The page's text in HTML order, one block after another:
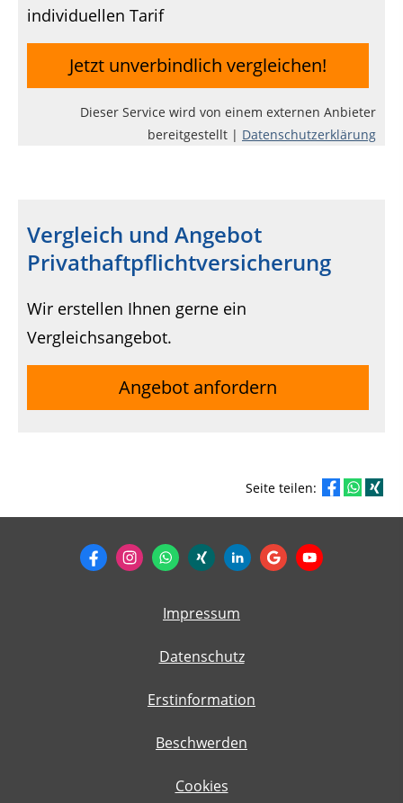
individuellen Tarif
Jetzt unverbindlich vergleichen!
Dieser Service wird von einem externen Anbieter
bereitgestellt | Datenschutzerklärung
Vergleich und Angebot
Privathaftpflichtversicherung
Wir erstellen Ihnen gerne ein
Vergleichsangebot.
Angebot anfordern
Seite teilen:
Impressum
Datenschutz
Erstinformation
Beschwerden
Cookies